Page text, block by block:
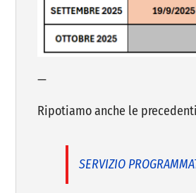
—
Ripotiamo anche le
SERVIZIO